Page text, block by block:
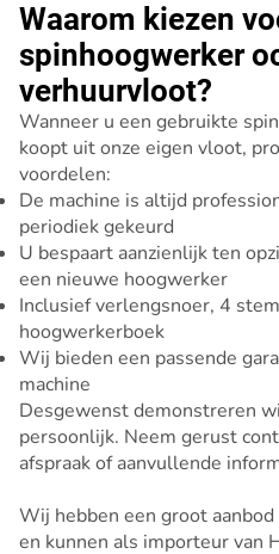
Waarom kiezen
spinhoogwerker
verhuurvloot?
Wanneer u een gebruikte
koopt uit onze eigen vloot,
voordelen:
De machine is altijd
periodiek gekeurd
U bespaart aanzienlijk ten
een nieuwe hoogwerker
Inclusief verlengsnoer, 4
hoogwerkerboek
Wij bieden een passende
machine
Desgewenst demonstreren
persoonlijk. Neem gerust
afspraak of aanvullende
Wij hebben een groot
en kunnen als importeur van